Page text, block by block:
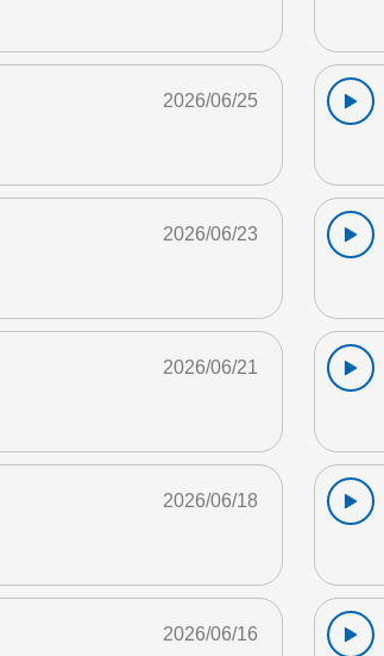
2026/06/25
2026/06/23
2026/06/21
2026/06/18
2026/06/16